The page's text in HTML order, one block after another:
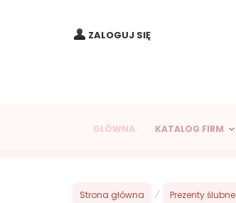
ZALOGUJ SIĘ
GŁÓWNA KATALOG FIRM
Strona główna / Prezenty ślubne